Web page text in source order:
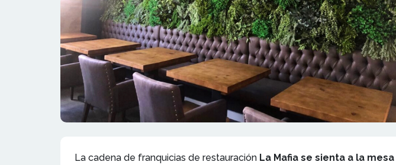
La cadena de franquicias de restauración La Mafia se sienta a la mesa